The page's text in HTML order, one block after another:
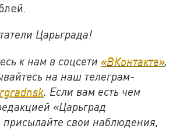
Царьграда!
к нам в соцсети «ВКонтакте»,
на наш телеграм-
. Если вам есть чем
«Царьград
присылайте свои наблюдения,